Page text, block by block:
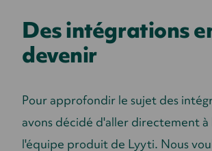
Des intégrations
devenir
Pour approfondir le sujet des
avons décidé d'aller directement à
l'équipe produit de Lyyti. Nous